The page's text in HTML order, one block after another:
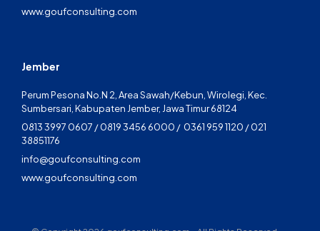
www.goufconsulting.com
Jember
Perum Pesona No.N 2, Area Sawah/Kebun, Wirolegi, Kec.
Sumbersari, Kabupaten Jember, Jawa Timur 68124
0813 3997 0607 / 0819 3456 6000 / 0361 959 1120 / 021
38851176
info@goufconsulting.com
www.goufconsulting.com